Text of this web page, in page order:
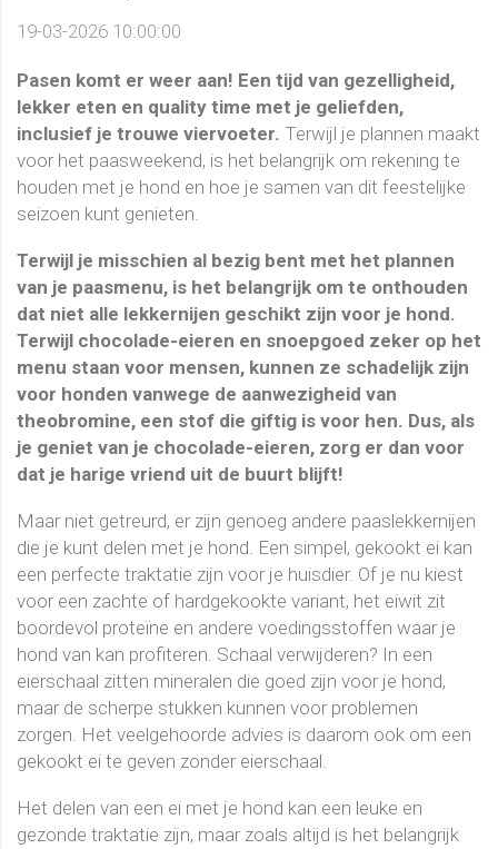
19-03-2026 10:00:00
Pasen komt er weer aan! Een tijd van gezelligheid,
lekker eten en quality time met je geliefden,
inclusief je trouwe viervoeter. Terwijl je plannen maakt
voor het paasweekend, is het belangrijk om rekening te
houden met je hond en hoe je samen van dit feestelijke
seizoen kunt genieten.
Terwijl je misschien al bezig bent met het plannen
van je paasmenu, is het belangrijk om te onthouden
dat niet alle lekkernijen geschikt zijn voor je hond.
Terwijl chocolade-eieren en snoepgoed zeker op het
menu staan voor mensen, kunnen ze schadelijk zijn
voor honden vanwege de aanwezigheid van
theobromine, een stof die giftig is voor hen. Dus, als
je geniet van je chocolade-eieren, zorg er dan voor
dat je harige vriend uit de buurt blijft!
Maar niet getreurd, er zijn genoeg andere paaslekkernijen
die je kunt delen met je hond. Een simpel, gekookt ei kan
een perfecte traktatie zijn voor je huisdier. Of je nu kiest
voor een zachte of hardgekookte variant, het eiwit zit
boordevol proteïne en andere voedingsstoffen waar je
hond van kan profiteren. Schaal verwijderen? In een
eierschaal zitten mineralen die goed zijn voor je hond,
maar de scherpe stukken kunnen voor problemen
zorgen. Het veelgehoorde advies is daarom ook om een
gekookt ei te geven zonder eierschaal.
Het delen van een ei met je hond kan een leuke en
gezonde traktatie zijn, maar zoals altijd is het belangrijk